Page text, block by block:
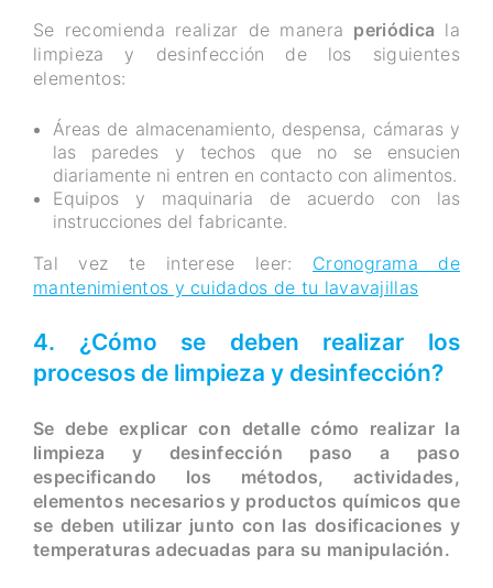
Se recomienda realizar de manera periódica la
limpieza y desinfección de los siguientes
elementos:
Áreas de almacenamiento, despensa, cámaras y
las paredes y techos que no se ensucien
diariamente ni entren en contacto con alimentos.
Equipos y maquinaria de acuerdo con las
instrucciones del fabricante.
Tal vez te interese leer: Cronograma de
mantenimientos y cuidados de tu lavavajillas
4. ¿Cómo se deben realizar los
procesos de limpieza y desinfección?
Se debe explicar con detalle cómo realizar la
limpieza y desinfección paso a paso
especificando los métodos, actividades,
elementos necesarios y productos químicos que
se deben utilizar junto con las dosificaciones y
temperaturas adecuadas para su manipulación.